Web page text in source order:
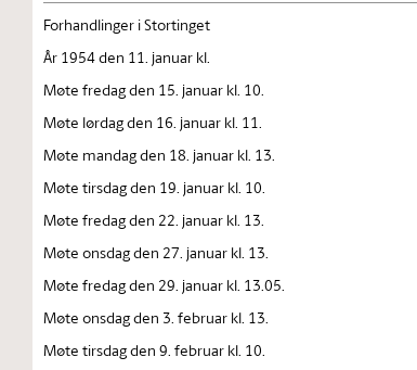
Forhandlinger i Stortinget
År 1954 den 11. januar kl.
Møte fredag den 15. januar kl. 10.
Møte lørdag den 16. januar kl. 11.
Møte mandag den 18. januar kl. 13.
Møte tirsdag den 19. januar kl. 10.
Møte fredag den 22. januar kl. 13.
Møte onsdag den 27. januar kl. 13.
Møte fredag den 29. januar kl. 13.05.
Møte onsdag den 3. februar kl. 13.
Møte tirsdag den 9. februar kl. 10.